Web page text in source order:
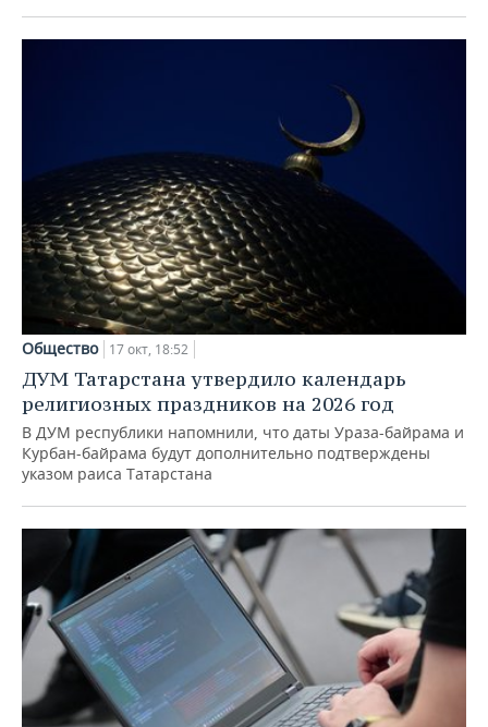
Общество 17 окт, 18:52
ДУМ Татарстана утвердило календарь
религиозных праздников на 2026 год
В ДУМ республики напомнили, что даты Ураза-байрама и
Курбан-байрама будут дополнительно подтверждены
указом раиса Татарстана